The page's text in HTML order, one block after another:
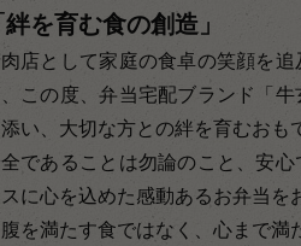
を育む食の創造」
店として家庭の食卓の笑顔を
この度、弁当宅配ブランド「
い、大切な方との絆を育むおも
であることは勿論のこと、安
に心を込めた感動あるお弁当を
を満たす食ではなく、心まで満